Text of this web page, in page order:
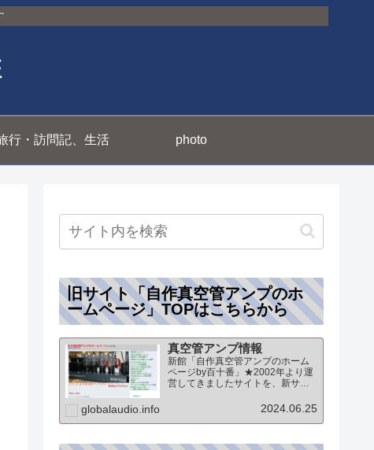
行・訪問記、生活 photo
旧サイト「自作真空管アンプのホ
ームページ」TOPはこちらから
真空管アンプ情報
新館「自作真空管アンプのホーム
ページby百十番」★2002年より運
営してきましたサイトを、新サイ
は、「新館:自作真空管アンプのホ
ジになりますオーディオ情報全般
globalaudio.info 2024.06.25